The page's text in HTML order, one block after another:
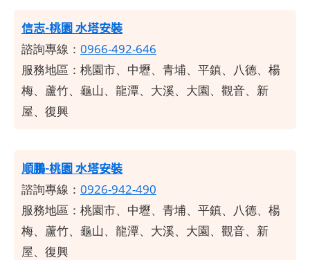
信志-桃園 水塔安裝
諮詢專線： 0966-492-646
服務地區：桃園市、中壢、青埔、平鎮、八德、楊
梅、蘆竹、龜山、龍潭、大溪、大園、觀音、新
屋、復興
順鵬-桃園 水塔安裝
諮詢專線： 0926-942-490
服務地區：桃園市、中壢、青埔、平鎮、八德、楊
梅、蘆竹、龜山、龍潭、大溪、大園、觀音、新
屋、復興